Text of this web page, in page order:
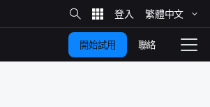
網
站
​搜
尋
繁體​中文
切
換
開始試用 聯絡